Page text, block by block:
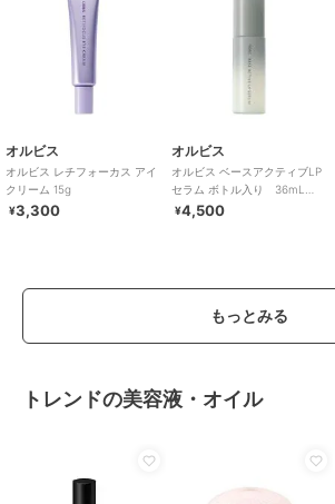
オルビス
オルビス レチフォーカス アイ
クリーム 15g
¥3,300
オルビス
オルビス ベースアクティブLP
セラム ボトル入り 36mL
（ブースター美容液）
¥4,500
もっとみる
トレンドの美容液・オイル